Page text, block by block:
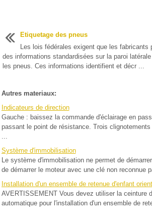
Etiquetage des pneus
Les lois fédérales exigent que les fabricants
des informations standardisées sur la paroi
les pneus. Ces informations identifient et décr ...
Autres materiaux:
Indicateurs de direction
Gauche : baissez la commande d'éclairage en
passant le point de résistance. Trois
...
Système d'immobilisation
Le système d'immobilisation ne permet de
de démarrer le moteur avec une clé non reconnue
Installation d'un ensemble de retenue d'enfant
AVERTISSEMENT Vous devez utiliser la ceinture
automatique pour l'installation d'un ensemble de